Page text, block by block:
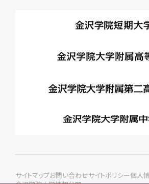
サイトマップお問い合わせサイトポリシー個人